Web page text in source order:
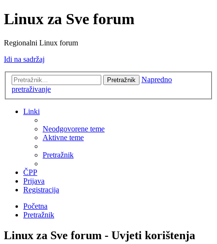
Linux za Sve forum
Regionalni Linux forum
Idi na sadržaj
Pretražnik
Napredno
pretraživanje
Linki
Neodgovorene teme
Aktivne teme
Pretražnik
ČPP
Prijava
Registracija
Početna
Pretražnik
Linux za Sve forum - Uvjeti korištenja